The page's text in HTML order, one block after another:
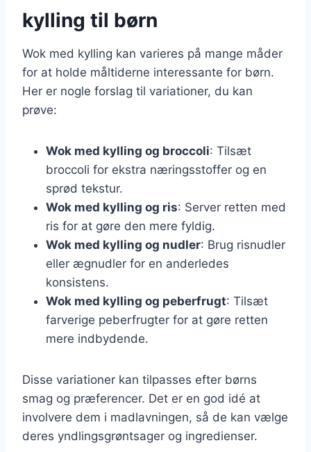
kylling til børn
Wok med kylling kan varieres på mange måder
for at holde måltiderne interessante for børn.
Her er nogle forslag til variationer, du kan
prøve:
Wok med kylling og broccoli: Tilsæt
broccoli for ekstra næringsstoffer og en
sprød tekstur.
Wok med kylling og ris: Server retten med
ris for at gøre den mere fyldig.
Wok med kylling og nudler: Brug risnudler
eller ægnudler for en anderledes
konsistens.
Wok med kylling og peberfrugt: Tilsæt
farverige peberfrugter for at gøre retten
mere indbydende.
Disse variationer kan tilpasses efter børns
smag og præferencer. Det er en god idé at
involvere dem i madlavningen, så de kan vælge
deres yndlingsgrøntsager og ingredienser.